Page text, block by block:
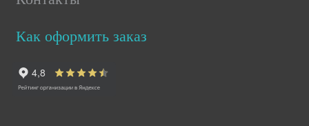
Как оформить заказ